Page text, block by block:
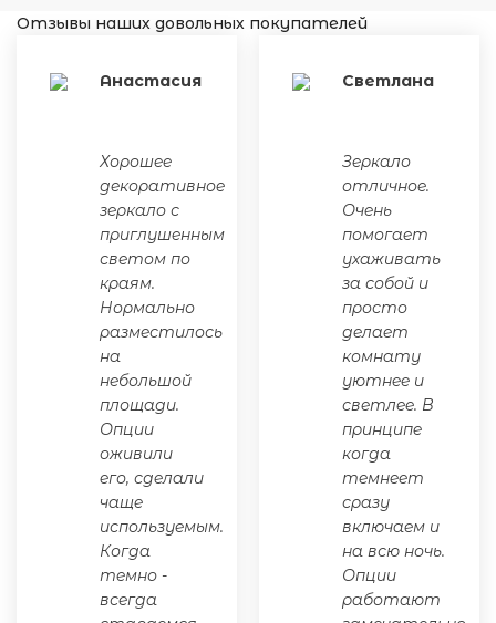
Отзывы наших довольных покупателей
Анастасия
Хорошее
декоративное
зеркало с
приглушенным
светом по
краям.
Нормально
разместилось
на
небольшой
площади.
Опции
оживили
его, сделали
чаще
используемым.
Когда
темно -
всегда
Светлана
Зеркало
отличное.
Очень
помогает
ухаживать
за собой и
просто
делает
комнату
уютнее и
светлее. В
принципе
когда
темнеет
сразу
включаем и
на всю ночь.
Опции
работают